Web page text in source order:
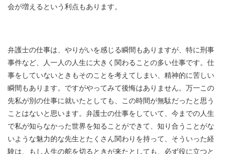
会が増えるという利点もあります。
弁護士の仕事は、やりがいを感じる瞬間もありますが、特に刑事
事件など、人一人の人生に大きく関わることの多い仕事です。仕
事をしていないときもそのことを考えてしまい、精神的に苦しい
瞬間もあります。ですがやってみて後悔はありません。万一この
先私が別の仕事に就いたとしても、この時間が無駄だったと思う
ことはないと思います。弁護士の仕事をしていて、今までの人生
で私が知らなかった世界を知ることができて、知り合うことがな
いような魅力的な先生とたくさん関わりを持って、そういった経
験は、もし人生の舵を切るときが来たとしても、必ず役に立つと